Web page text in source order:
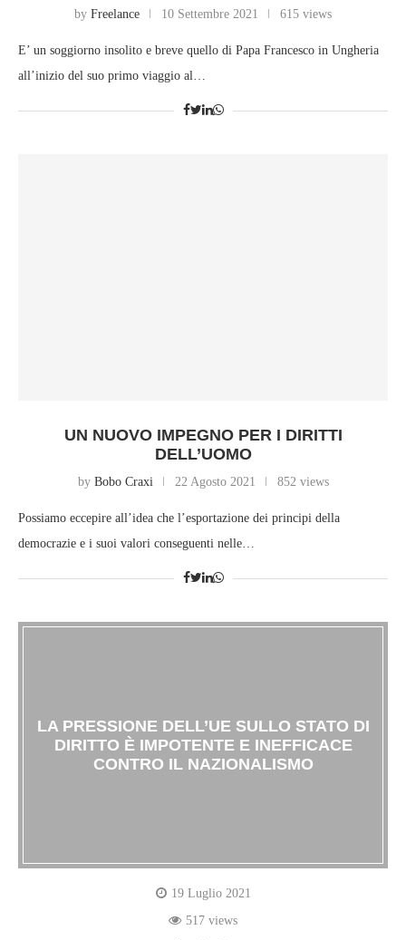
by Freelance 10 Settembre 2021 615 views
E’ un soggiorno insolito e breve quello di Papa Francesco in Ungheria
all’inizio del suo primo viaggio al…
UN NUOVO IMPEGNO PER I DIRITTI
DELL’UOMO
by Bobo Craxi 22 Agosto 2021 852 views
Possiamo eccepire all’idea che l’esportazione dei principi della
democrazie e i suoi valori conseguenti nelle…
LA PRESSIONE DELL’UE SULLO STATO DI
DIRITTO È IMPOTENTE E INEFFICACE
CONTRO IL NAZIONALISMO
19 Luglio 2021
517 views